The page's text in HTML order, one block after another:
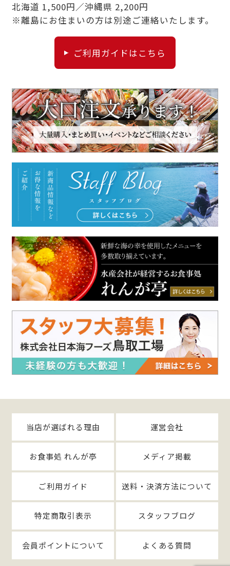
北海道 1,500円／沖縄県 2,200円
※離島にお住まいの方は別途ご連絡いたします。
ご利用ガイドはこちら
当店が選ばれる理由 運営会社
お食事処 れんが亭 メディア掲載
ご利用ガイド 送料・決済方法について
特定商取引表示 スタッフブログ
会員ポイントについて よくある質問